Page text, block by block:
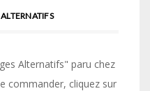
ALTERNATIFS
Alternatifs" paru chez
commander, cliquez sur